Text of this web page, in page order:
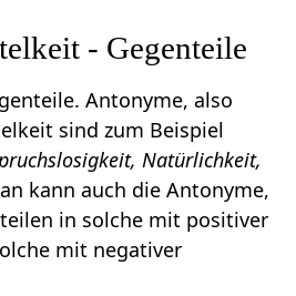
- Gegenteile
Antonyme, also
sind zum Beispiel
Natürlichkeit,
kann auch die Antonyme,
in solche mit positiver
mit negativer